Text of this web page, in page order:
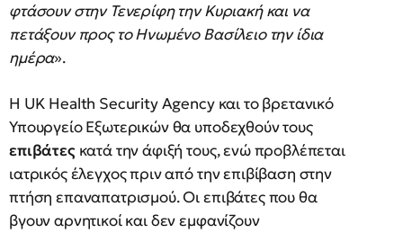
φτάσουν στην Τενερίφη την Κυριακή και να
πετάξουν προς το Ηνωμένο Βασίλειο την ίδια
ημέρα».
Η UK Health Security Agency και το βρετανικό
Υπουργείο Εξωτερικών θα υποδεχθούν τους
επιβάτεςκατά την άφιξή τους, ενώ προβλέπεται
ιατρικός έλεγχος πριν από την επιβίβαση στην
πτήση επαναπατρισμού. Οι επιβάτες που θα
βγουν αρνητικοί και δεν εμφανίζουν